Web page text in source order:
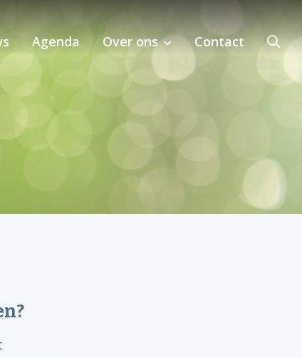
Agenda Over ons Contact